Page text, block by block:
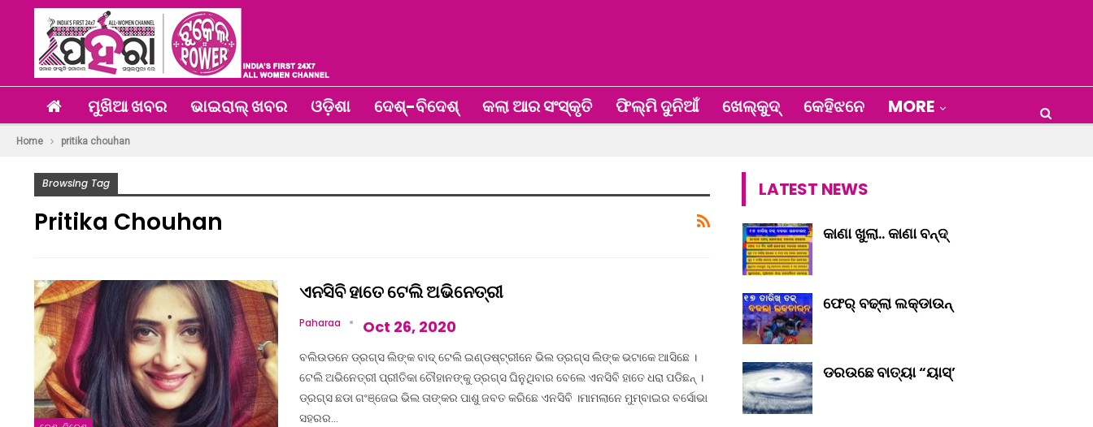
ମୁଖିଆ ଖବର ଭାଇରାଲ୍ ଖବର ଓଡ଼ିଶା ଦେଶ୍‌-ବିଦେଶ୍‌ କଲା ଆର ସଂସ୍କୃତି ଫିଲ୍ମି ଦୁନିଆଁ ଖେଲ୍‌କୁଦ୍‌ କେହିଝନେ MORE
Home pritika chouhan
Browsing Tag
Pritika Chouhan
ଏନସିବି ହାତେ ଟେଲି ଅଭିନେତ୍ରୀ
Paharaa Oct 26, 2020
ବଲିଉଡନେ ଡ୍ରଗ୍ସ ଲିଙ୍କ ବାଦ୍ ଟେଲି ଇଣ୍ଡଷ୍ଟ୍ରୀନେ ଭିଲ ଡ୍ରଗ୍ସ ଲିଙ୍କ ଭଟାକେ ଆସିଛେ ।
ଟେଲି ଅଭିନେତ୍ରୀ ପ୍ରୀତିକା ଚୌହାନଙ୍କୁ ଡ୍ରଗ୍ସ ଘିନୁଥିବାର ବେଲେ ଏନସିବି ହାତେ ଧରା ପଡିଛନ୍ ।
ଡ୍ରଗ୍ସ ଛଡା ଗଂଞ୍ଜେଇ ଭିଲ ତାଙ୍କର ପାଶୁ ଜବତ କରିଛେ ଏନସିବି ।ମାମଲାନେ ମୁମ୍ବାଇର ବର୍ସୋଭା
ସହରର…
LATEST NEWS
କାଣା ଖୁଲା.. କାଣା ବନ୍ଦ୍‌
ଫେର୍ ବଢ୍‌ଲା ଲକ୍‌ଡାଉନ୍‌
ଡରଉଛେ ବାତ୍ୟା “ୟାସ୍‌’